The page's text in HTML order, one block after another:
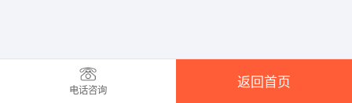
电话咨询
返回首页